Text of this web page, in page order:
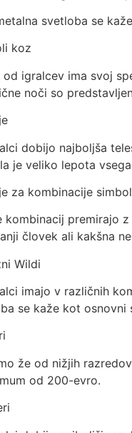
svetloba se
koz
od igralcev ima svoj
noči so
dobijo najboljša
je veliko lepota
za kombinacije
kombinacij premirajo
človek ali kakšna
Wildi
imajo v različnih
se kaže kot
že od nižjih
od 200-evro.